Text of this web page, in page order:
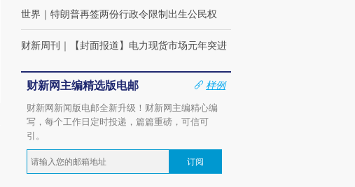
世界 ｜ 特朗普再签两份行政令限制出生公民权
财新周刊 ｜ 【封面报道】电力现货市场元年突进
财新网主编精选版电邮
样例
财新网新闻版电邮全新升级！财新网主编精心编
写，每个工作日定时投递，篇篇重磅，可信可
引。
订阅